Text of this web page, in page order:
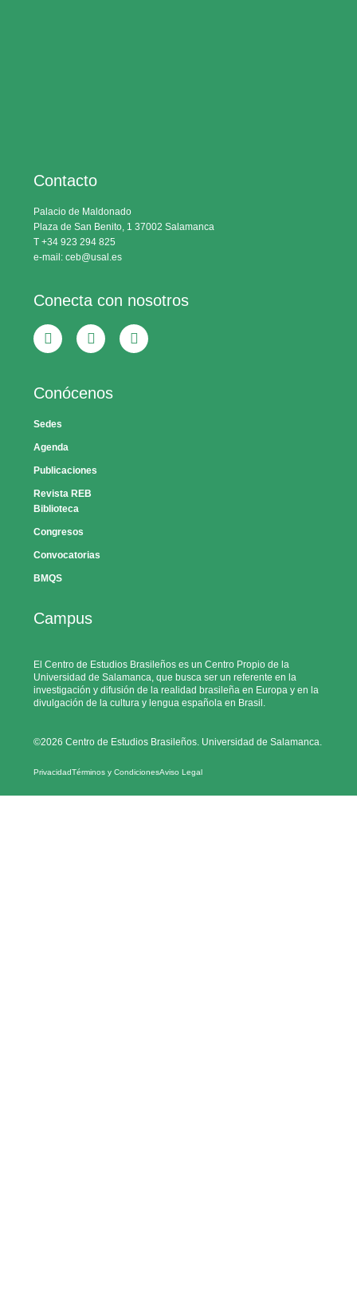
Contacto
Palacio de Maldonado
Plaza de San Benito, 1 37002 Salamanca
T +34 923 294 825
e-mail: ceb@usal.es
Conecta con nosotros
Conócenos
Sedes
Agenda
Publicaciones
Revista REB
Biblioteca
Congresos
Convocatorias
BMQS
Campus
El Centro de Estudios Brasileños es un Centro Propio de la
Universidad de Salamanca, que busca ser un referente en la
investigación y difusión de la realidad brasileña en Europa y en la
divulgación de la cultura y lengua española en Brasil.
©2026 Centro de Estudios Brasileños. Universidad de Salamanca.
PrivacidadTérminos y CondicionesAviso Legal